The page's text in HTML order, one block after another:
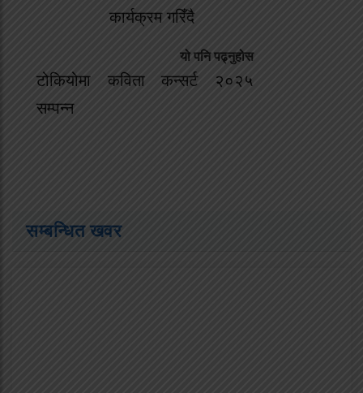
कार्यक्रम गरिँदै
यो पनि पढ्नुहोस
टोकियोमा कविता कन्सर्ट २०२५
सम्पन्न
सम्बन्धित खवर